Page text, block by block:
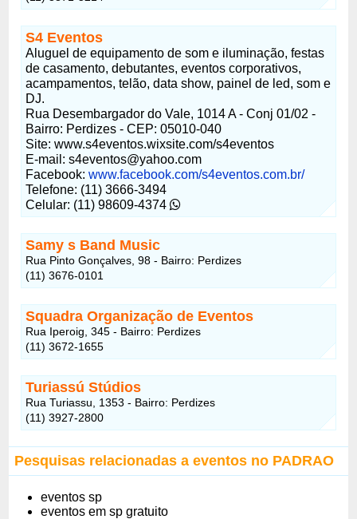
S4 Eventos
Aluguel de equipamento de som e iluminação, festas
de casamento, debutantes, eventos corporativos,
acampamentos, telão, data show, painel de led, som e
DJ.
Rua Desembargador do Vale, 1014 A - Conj 01/02 -
Bairro: Perdizes - CEP: 05010-040
Site: www.s4eventos.wixsite.com/s4eventos
E-mail: s4eventos@yahoo.com
Facebook:www.facebook.com/s4eventos.com.br/
Telefone: (11) 3666-3494
Celular: (11) 98609-4374
Samy s Band Music
Rua Pinto Gonçalves, 98 - Bairro: Perdizes
(11) 3676-0101
Squadra Organização de Eventos
Rua Iperoig, 345 - Bairro: Perdizes
(11) 3672-1655
Turiassú Stúdios
Rua Turiassu, 1353 - Bairro: Perdizes
(11) 3927-2800
Pesquisas relacionadas a eventos no PADRAO
eventos sp
eventos em sp gratuito